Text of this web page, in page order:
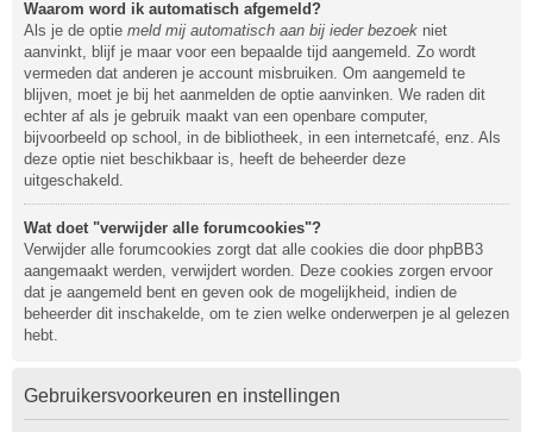
Waarom word ik automatisch afgemeld?
Als je de optie meld mij automatisch aan bij ieder bezoek niet
aanvinkt, blijf je maar voor een bepaalde tijd aangemeld. Zo wordt
vermeden dat anderen je account misbruiken. Om aangemeld te
blijven, moet je bij het aanmelden de optie aanvinken. We raden dit
echter af als je gebruik maakt van een openbare computer,
bijvoorbeeld op school, in de bibliotheek, in een internetcafé, enz. Als
deze optie niet beschikbaar is, heeft de beheerder deze
uitgeschakeld.
Wat doet "verwijder alle forumcookies"?
Verwijder alle forumcookies zorgt dat alle cookies die door phpBB3
aangemaakt werden, verwijdert worden. Deze cookies zorgen ervoor
dat je aangemeld bent en geven ook de mogelijkheid, indien de
beheerder dit inschakelde, om te zien welke onderwerpen je al gelezen
hebt.
Gebruikersvoorkeuren en instellingen